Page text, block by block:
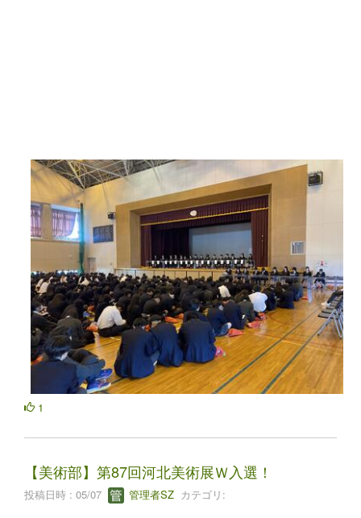
1
【美術部】第87回河北美術展Ｗ入選！
投稿日時 : 05/07 管理者SZ カテゴリ: